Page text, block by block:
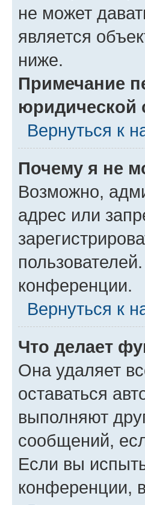
не может
является
ниже.
Примечание
юридической
Вернуться к
Почему я не
Возможно,
адрес или
конференции.
Вернуться к
Что делает
Она удаляет
оставаться
выполняют
сообщений,
Если вы
конференции,